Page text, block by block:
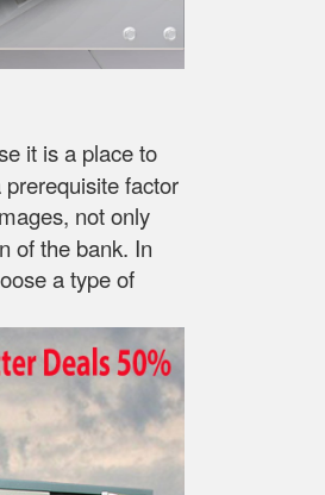
it is a place to
factor
not only
of the bank. In
a type of